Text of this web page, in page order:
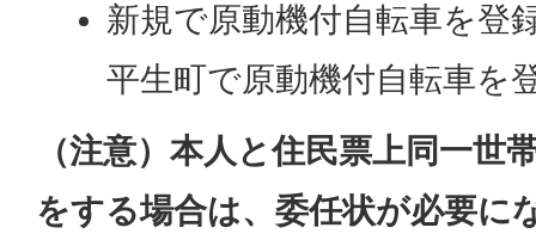
新規で原動機付自転車を登
平生町で原動機付自転車を
（注意）本人と住民票上同一世
をする場合は、委任状が必要に